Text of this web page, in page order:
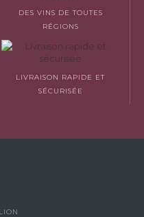
DES VINS DE TOUTES
RÉGIONS
LIVRAISON RAPIDE ET
SÉCURISÉE